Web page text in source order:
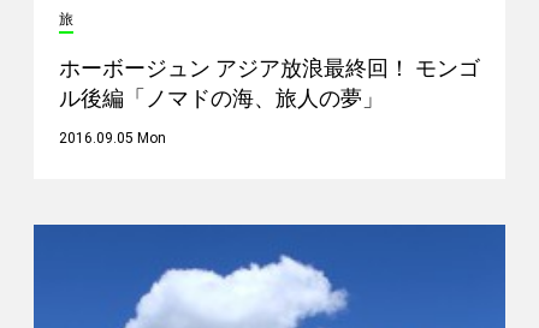
旅
ホーボージュン アジア放浪最終回！ モンゴ
ル後編「ノマドの海、旅人の夢」
2016.09.05 Mon